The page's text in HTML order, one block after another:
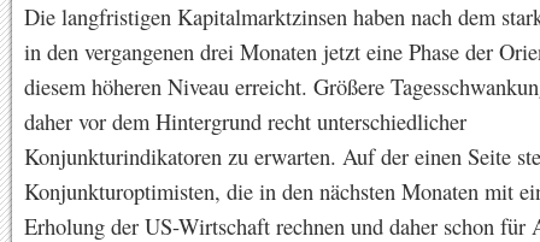
Die langfristigen Kapitalmarktzinsen haben nach dem
in den vergangenen drei Monaten jetzt eine Phase der
diesem höheren Niveau erreicht. Größere
daher vor dem Hintergrund recht unterschiedlicher
Konjunkturindikatoren zu erwarten. Auf der einen Seite
Konjunkturoptimisten, die in den nächsten Monaten mit
Erholung der US-Wirtschaft rechnen und daher schon für